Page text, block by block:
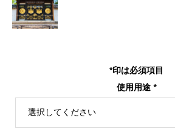
*印は必須項目
使用用途 *